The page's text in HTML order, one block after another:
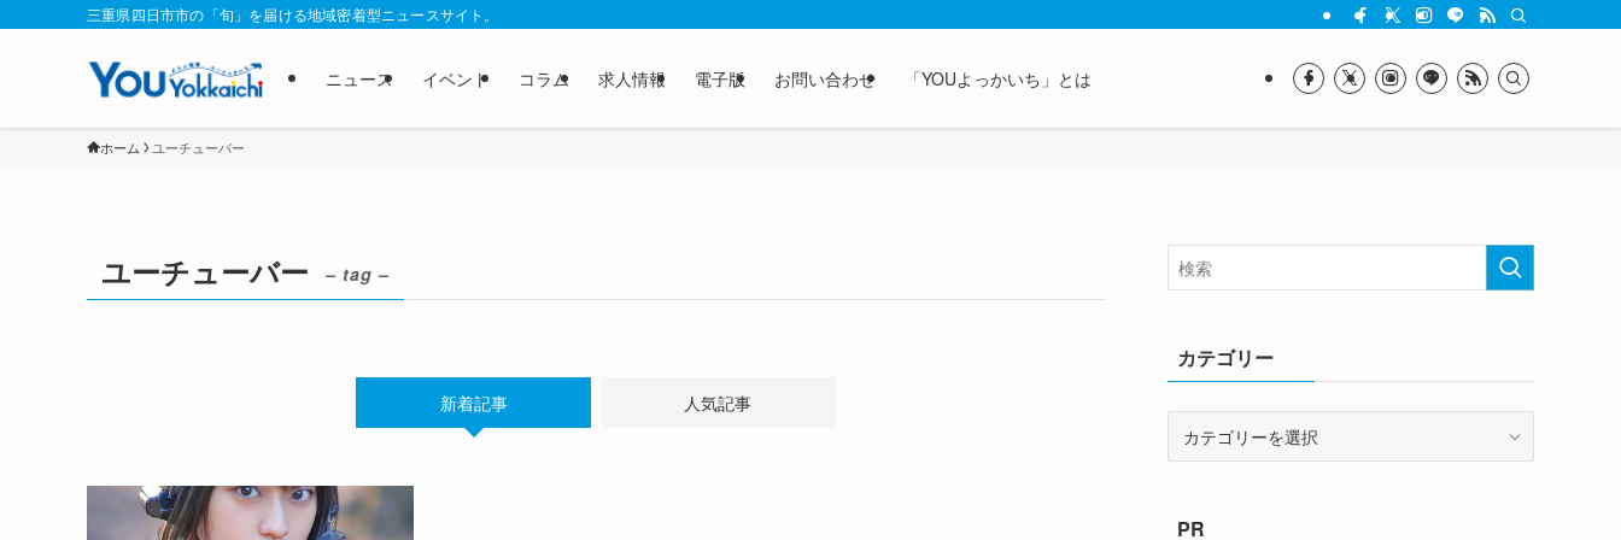
三重県四日市市の「旬」を届ける地域密着型ニュースサイト。
ニュース イベント コラム 求人情報 電子版 お問い合わせ 「YOUよっかいち」とは
ホーム ユーチューバー
ユーチューバー – tag –
新着記事 人気記事
カテゴリー
ーPR